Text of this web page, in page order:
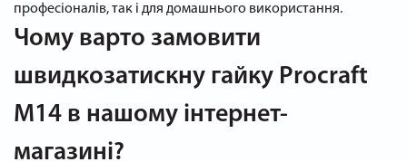
професіоналів, так і для домашнього використання.
Чому варто замовити
швидкозатискну гайку Procraft
M14 в нашому інтернет-
магазині?